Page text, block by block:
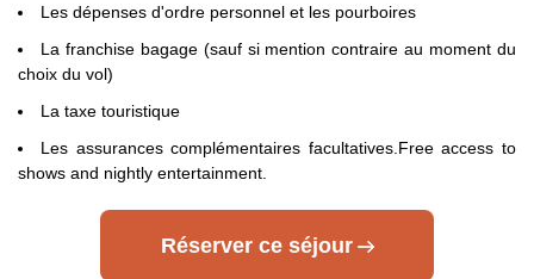
consulter les sites ci-dessous pour plus d’information :
Cliquant ici.
- Etats Unis : sur le site du Service Public en
Cliquant ici.
- Canada : sur le site du gouvernement canadien en
Les dépenses d'ordre personnel et les pourboires
La franchise bagage (sauf si mention contraire au moment du
choix du vol)
La taxe touristique
Les assurances complémentaires facultatives.Free access to
shows and nightly entertainment.
Réserver ce séjour